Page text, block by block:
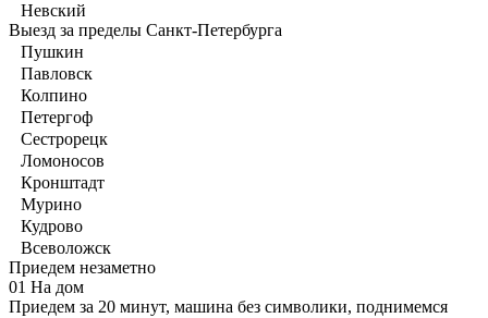
Невский
Выезд за пределы Санкт-Петербурга
Пушкин
Павловск
Колпино
Петергоф
Сестрорецк
Ломоносов
Кронштадт
Мурино
Кудрово
Всеволожск
Приедем незаметно
01 На дом
Приедем за 20 минут, машина без символики, поднимемся